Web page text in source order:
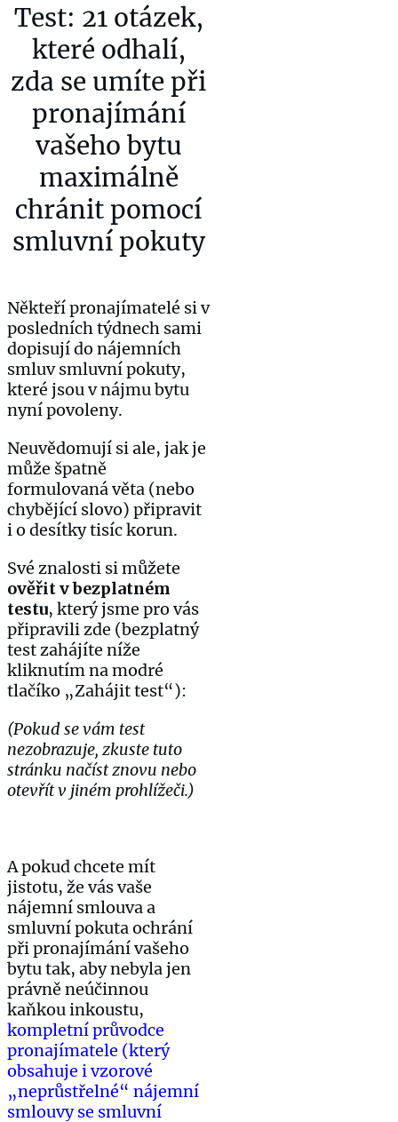
Test: 21 otázek,
které odhalí,
zda se umíte při
pronajímání
vašeho bytu
maximálně
chránit pomocí
smluvní pokuty
Někteří pronajímatelé si v
posledních týdnech sami
dopisují do nájemních
smluv smluvní pokuty,
které jsou v nájmu bytu
nyní povoleny.
Neuvědomují si ale, jak je
může špatně
formulovaná věta (nebo
chybějící slovo) připravit
i o desítky tisíc korun.
Své znalosti si můžete
ověřit v bezplatném
testu, který jsme pro vás
připravili zde (bezplatný
test zahájíte níže
kliknutím na modré
tlačíko „Zahájit test“):
(Pokud se vám test
nezobrazuje, zkuste tuto
stránku načíst znovu nebo
otevřít v jiném prohlížeči.)
A pokud chcete mít
jistotu, že vás vaše
nájemní smlouva a
smluvní pokuta ochrání
při pronajímání vašeho
bytu tak, aby nebyla jen
právně neúčinnou
kaňkou inkoustu,
kompletní průvodce
pronajímatele (který
obsahuje i vzorové
„neprůstřelné“ nájemní
smlouvy se smluvní